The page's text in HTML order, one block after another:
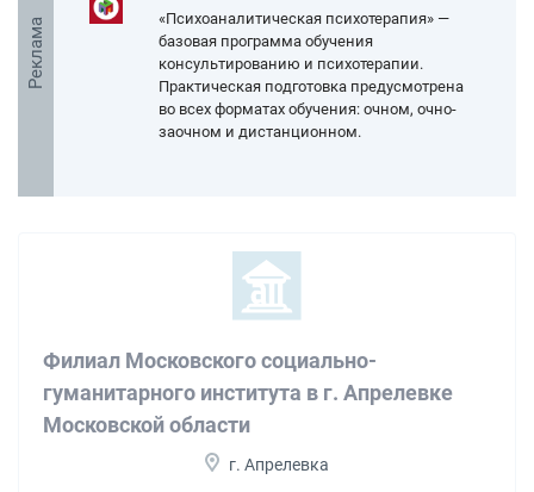
Реклама
«Психоаналитическая психотерапия» —
базовая программа обучения
консультированию и психотерапии.
Практическая подготовка предусмотрена
во всех форматах обучения: очном, очно-
заочном и дистанционном.
Филиал Московского социально-
гуманитарного института в г. Апрелевке
Московской области
г. Апрелевка